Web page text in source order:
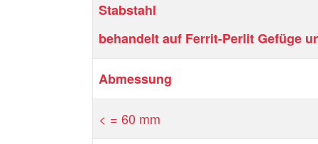
Stabstahl
behandelt auf Ferrit-Perlit Gefüge
Abmessung
< = 60 mm